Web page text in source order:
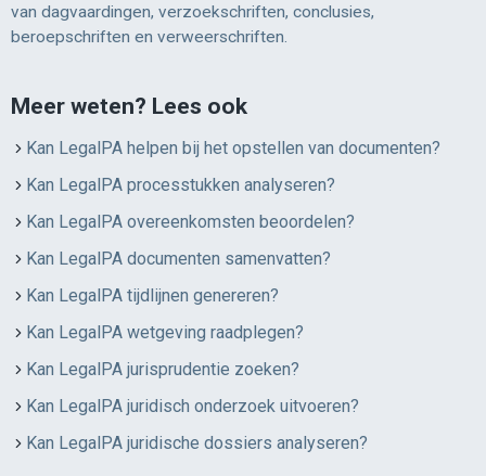
van dagvaardingen, verzoekschriften, conclusies,
beroepschriften en verweerschriften.
Meer weten? Lees ook
Kan LegalPA helpen bij het opstellen van documenten?
Kan LegalPA processtukken analyseren?
Kan LegalPA overeenkomsten beoordelen?
Kan LegalPA documenten samenvatten?
Kan LegalPA tijdlijnen genereren?
Kan LegalPA wetgeving raadplegen?
Kan LegalPA jurisprudentie zoeken?
Kan LegalPA juridisch onderzoek uitvoeren?
Kan LegalPA juridische dossiers analyseren?